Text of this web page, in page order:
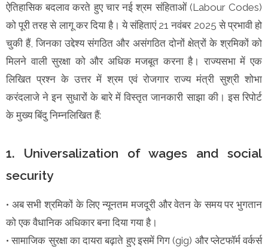
ऐतिहासिक बदलाव करते हुए चार नई श्रम संहिताओं (Labour Codes)
को पूरी तरह से लागू कर दिया है। ये संहिताएं 21 नवंबर 2025 से प्रभावी हो
चुकी हैं, जिनका उद्देश्य संगठित और असंगठित दोनों क्षेत्रों के श्रमिकों को
मिलने वाली सुरक्षा को और अधिक मजबूत करना है। राज्यसभा में एक
लिखित प्रश्न के उत्तर में श्रम एवं रोजगार राज्य मंत्री सुश्री शोभा
करंदलाजे ने इन सुधारों के बारे में विस्तृत जानकारी साझा की। इस रिपोर्ट
के मुख्य बिंदु निम्नलिखित हैं:
1. Universalization of wages and social
security
• अब सभी श्रमिकों के लिए न्यूनतम मजदूरी और वेतन के समय पर भुगतान
को एक वैधानिक अधिकार बना दिया गया है।
• सामाजिक सुरक्षा का दायरा बढ़ाते हुए इसमें गिग (gig) और प्लेटफॉर्म वर्कर्स